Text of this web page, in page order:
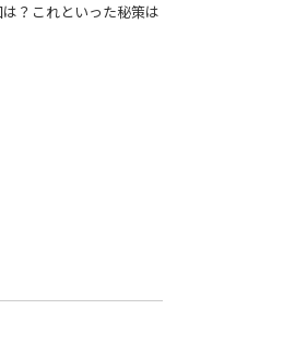
？これといった秘策は